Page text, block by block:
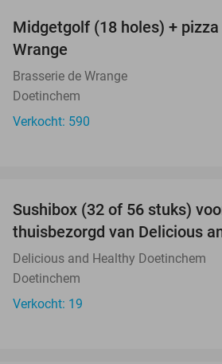
Midgetgolf (18 holes) +
Wrange
Brasserie de Wrange
Doetinchem
Verkocht: 590
Sushibox (32 of 56 stuks)
thuisbezorgd van Delicious
Delicious and Healthy Doetinchem
Doetinchem
Verkocht: 19